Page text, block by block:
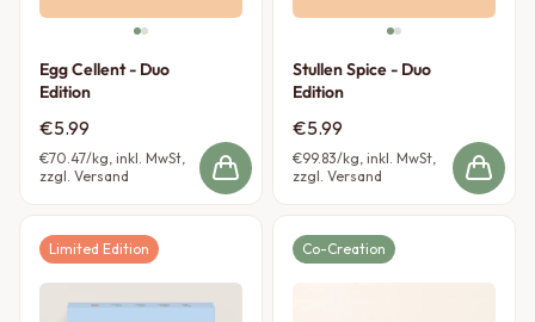
Egg Cellent - Duo
Edition
€5.99
€70.47/kg, inkl. MwSt,
zzgl. Versand
Stullen Spice - Duo
Edition
€5.99
€99.83/kg, inkl. MwSt,
zzgl. Versand
Limited Edition Co-Creation